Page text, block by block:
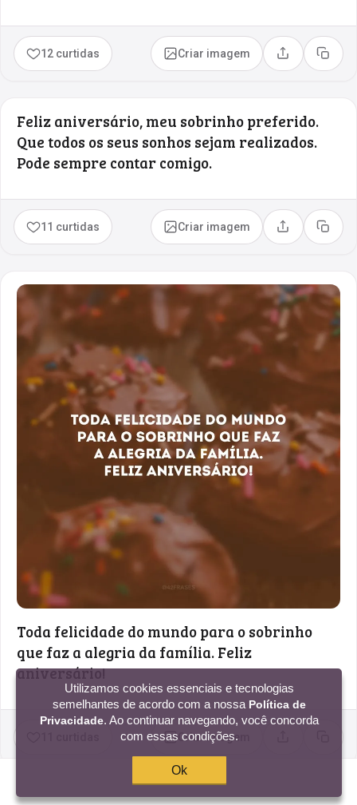
12 curtidas Criar imagem Compartilhar
Copiar
Feliz aniversário, meu sobrinho preferido.
Que todos os seus sonhos sejam realizados.
Pode sempre contar comigo.
11 curtidas Criar imagem Compartilhar
Copiar
Toda felicidade do mundo para o sobrinho
que faz a alegria da família. Feliz
aniversário!
Criar imagem Compartilhar
Copiar
Utilizamos cookies essenciais e tecnologias
semelhantes de acordo com a nossa Política de
Privacidade. Ao continuar navegando, você concorda
com essas condições.
Ok